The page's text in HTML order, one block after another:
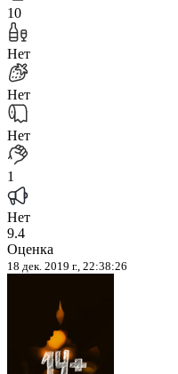
10
Нет
Нет
Нет
1
Нет
9.4
Оценка
18 дек. 2019 г., 22:38:26